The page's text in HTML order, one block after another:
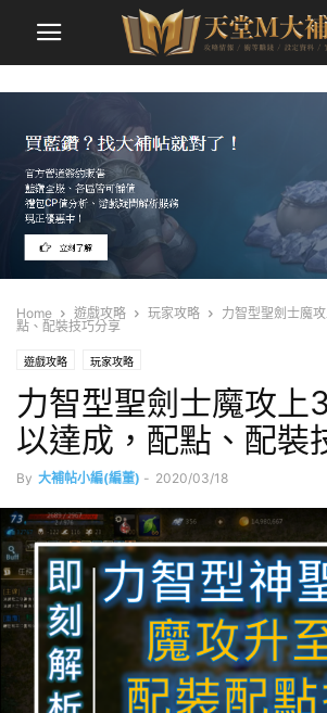
Home 遊戲攻略 玩家攻略
力智型聖劍士魔
點、配裝技巧分享
遊戲攻略 玩家攻略
力智型聖劍士魔攻上
以達成，配點、配裝
By 大補帖小編(編董) - 2020/03/18